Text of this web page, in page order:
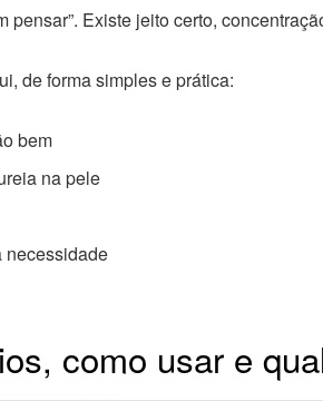
pensar”. Existe jeito certo,
de forma simples e prática:
bem
na pele
necessidade
como usar e